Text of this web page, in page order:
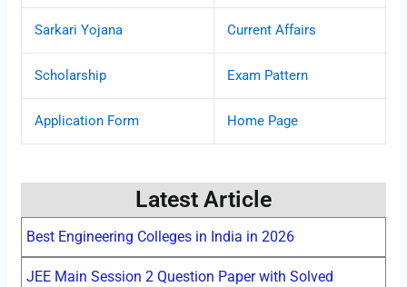
Sarkari Yojana Current Affairs
Scholarship Exam Pattern
Application Form Home Page
Latest Article
Best Engineering Colleges in India in 2026
JEE Main Session 2 Question Paper with Solved